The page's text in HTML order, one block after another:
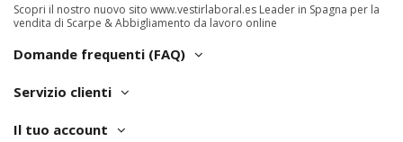
Scopri il nostro nuovo sito www.vestirlaboral.es Leader in Spagna per la
vendita di Scarpe & Abbigliamento da lavoro online
Domande frequenti (FAQ)
Servizio clienti
Il tuo account